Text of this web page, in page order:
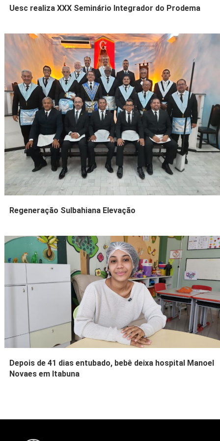
Uesc realiza XXX Seminário Integrador do Prodema
Regeneração Sulbahiana Elevação
Depois de 41 dias entubado, bebê deixa hospital Manoel
Novaes em Itabuna